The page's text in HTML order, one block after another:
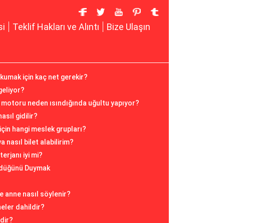
Teklif Hakları ve Alıntı Bize Ulaşın
için kaç net gerekir?
neden ısındığında uğultu yapıyor?
gidilir?
hangi meslek grupları?
nasıl bilet alabilirim?
iyi mi?
Duymak
anne nasıl söylenir?
dahildir?